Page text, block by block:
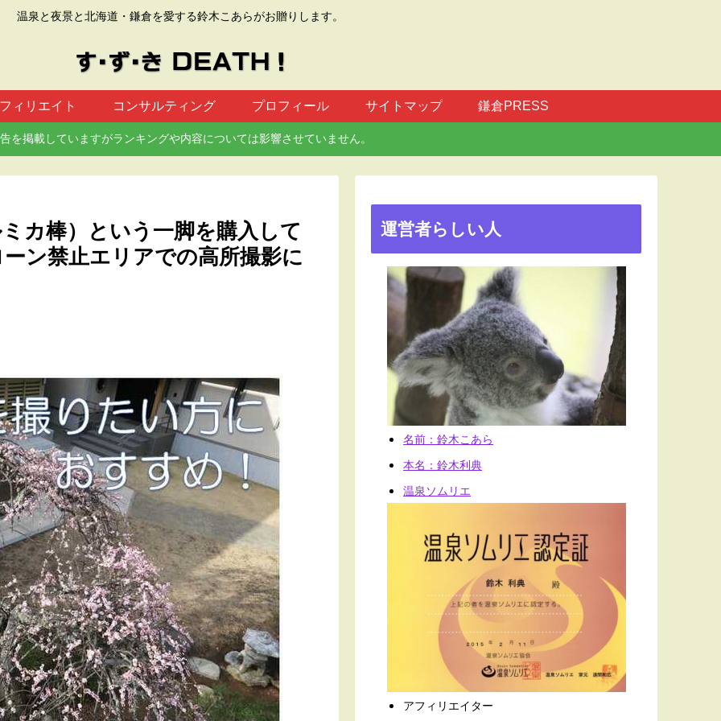
温泉と夜景と北海道・鎌倉を愛する鈴木こあらがお贈りします。
ィリエイト コンサルティング プロフィール サイトマップ 鎌倉PRESS
を掲載していますがランキングや内容については影響させていません。
カ棒）という一脚を購入して
ン禁止エリアでの高所撮影に
運営者らしい人
名前：鈴木こあら
本名：鈴木利典
温泉ソムリエ
アフィリエイター